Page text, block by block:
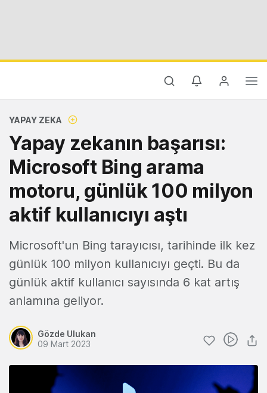
YAPAY ZEKA
Yapay zekanın başarısı:
Microsoft Bing arama
motoru, günlük 100 milyon
aktif kullanıcıyı aştı
Microsoft'un Bing tarayıcısı, tarihinde ilk kez
günlük 100 milyon kullanıcıyı geçti. Bu da
günlük aktif kullanıcı sayısında 6 kat artış
anlamına geliyor.
Gözde Ulukan
09 Mart 2023